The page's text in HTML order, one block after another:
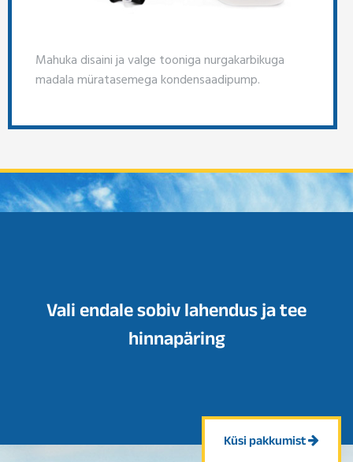
Mahuka disaini ja valge tooniga nurgakarbikuga
madala müratasemega kondensaadipump.
Vali endale sobiv lahendus ja tee
hinnapäring
Küsi pakkumist